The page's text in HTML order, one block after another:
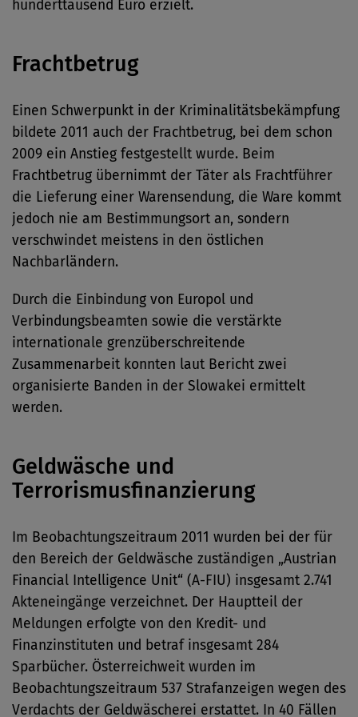
hunderttausend Euro erzielt.
Frachtbetrug
Einen Schwerpunkt in der Kriminalitätsbekämpfung
bildete 2011 auch der Frachtbetrug, bei dem schon
2009 ein Anstieg festgestellt wurde. Beim
Frachtbetrug übernimmt der Täter als Frachtführer
die Lieferung einer Warensendung, die Ware kommt
jedoch nie am Bestimmungsort an, sondern
verschwindet meistens in den östlichen
Nachbarländern.
Durch die Einbindung von Europol und
Verbindungsbeamten sowie die verstärkte
internationale grenzüberschreitende
Zusammenarbeit konnten laut Bericht zwei
organisierte Banden in der Slowakei ermittelt
werden.
Geldwäsche und
Terrorismusfinanzierung
Im Beobachtungszeitraum 2011 wurden bei der für
den Bereich der Geldwäsche zuständigen „Austrian
Financial Intelligence Unit“ (A-FIU) insgesamt 2.741
Akteneingänge verzeichnet. Der Hauptteil der
Meldungen erfolgte von den Kredit- und
Finanzinstituten und betraf insgesamt 284
Sparbücher. Österreichweit wurden im
Beobachtungszeitraum 537 Strafanzeigen wegen des
Verdachts der Geldwäscherei erstattet. In 40 Fällen